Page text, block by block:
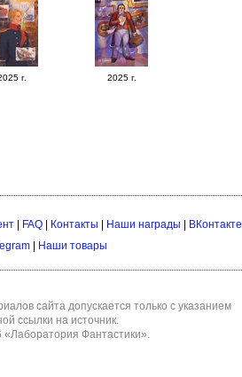
г. 2025 г.
| FAQ| Контакты Наши награды
ВКонтакте
Наши товары
сайта допускается только с указанием
ссылки на источник.
«Лаборатория Фантастики».